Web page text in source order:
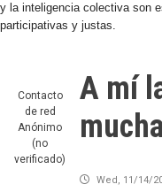
y la inteligencia colectiva son
participativas y justas.
Contacto
de red
Anónimo
(no
verificado)
A mí
Wed, 11/14/